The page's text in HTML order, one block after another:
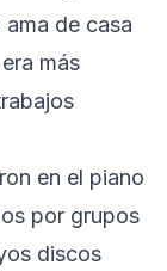
ama de casa
más
en el piano
por grupos
discos